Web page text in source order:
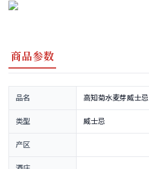
商品参数
品名 高知菊水麦芽威士忌
类型 威士忌
产区